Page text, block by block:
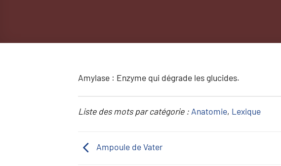
Amylase : Enzyme qui dégrade les glucides.
Liste des mots par catégorie : Anatomie, Lexique
Ampoule de Vater